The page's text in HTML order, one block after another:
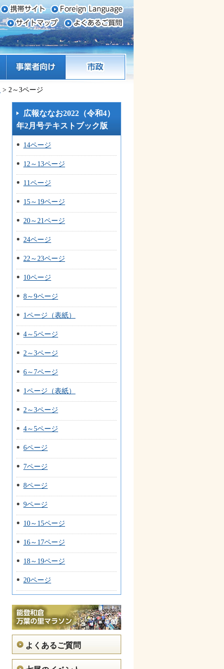
市政
> 2～3ページ
広報ななお2022（令和4）
年2月号テキストブック版
14ページ
12～13ページ
11ページ
15～19ページ
20～21ページ
24ページ
22～23ページ
10ページ
8～9ページ
1ページ（表紙）
4～5ページ
2～3ページ
6～7ページ
1ページ（表紙）
2～3ページ
4～5ページ
6ページ
7ページ
8ページ
9ページ
10～15ページ
16～17ページ
18～19ページ
20ページ
よくあるご質問